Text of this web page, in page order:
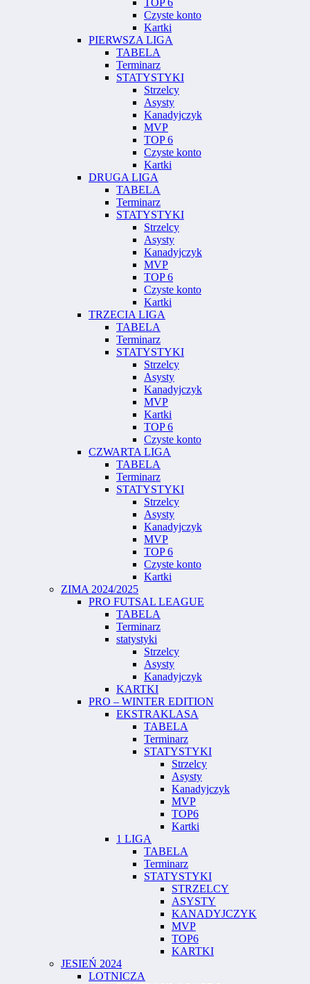
Czyste konto
Kartki
PIERWSZA LIGA
TABELA
Terminarz
STATYSTYKI
Strzelcy
Asysty
Kanadyjczyk
MVP
TOP 6
Czyste konto
Kartki
DRUGA LIGA
TABELA
Terminarz
STATYSTYKI
Strzelcy
Asysty
Kanadyjczyk
MVP
TOP 6
Czyste konto
Kartki
TRZECIA LIGA
TABELA
Terminarz
STATYSTYKI
Strzelcy
Asysty
Kanadyjczyk
MVP
Kartki
TOP 6
Czyste konto
CZWARTA LIGA
TABELA
Terminarz
STATYSTYKI
Strzelcy
Asysty
Kanadyjczyk
MVP
TOP 6
Czyste konto
Kartki
ZIMA 2024/2025
PRO FUTSAL LEAGUE
TABELA
Terminarz
statystyki
Strzelcy
Asysty
Kanadyjczyk
KARTKI
PRO – WINTER EDITION
EKSTRAKLASA
TABELA
Terminarz
STATYSTYKI
Strzelcy
Asysty
Kanadyjczyk
MVP
TOP6
Kartki
1 LIGA
TABELA
Terminarz
STATYSTYKI
STRZELCY
ASYSTY
KANADYJCZYK
MVP
TOP6
KARTKI
JESIEŃ 2024
LOTNICZA